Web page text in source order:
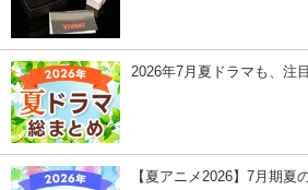
2026年7月夏ドラマも、注
【夏アニメ2026】7月期夏